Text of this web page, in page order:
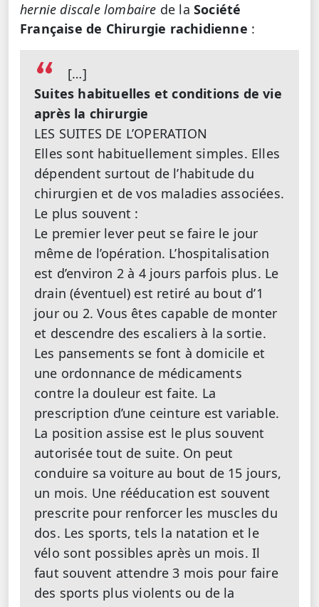
hernie discale lombaire de laSociété
Française de Chirurgie rachidienne :
[…]
Suites habituelles et conditions de vie
après la chirurgie
LES SUITES DE L’OPERATION
Elles sont habituellement simples. Elles
dépendent surtout de l’habitude du
chirurgien et de vos maladies associées.
Le plus souvent :
Le premier lever peut se faire le jour
même de l’opération. L’hospitalisation
est d’environ 2 à 4 jours parfois plus. Le
drain (éventuel) est retiré au bout d’1
jour ou 2. Vous êtes capable de monter
et descendre des escaliers à la sortie.
Les pansements se font à domicile et
une ordonnance de médicaments
contre la douleur est faite. La
prescription d’une ceinture est variable.
La position assise est le plus souvent
autorisée tout de suite. On peut
conduire sa voiture au bout de 15 jours,
un mois. Une rééducation est souvent
prescrite pour renforcer les muscles du
dos. Les sports, tels la natation et le
vélo sont possibles après un mois. Il
faut souvent attendre 3 mois pour faire
des sports plus violents ou de la